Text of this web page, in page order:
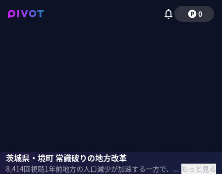
0
茨城県・境町 常識破りの地方改革
8,414回視聴1年前 地方の人口減少が加速する一方で、茨城県境町では人口が増加している。この境町に人が集まる理由を探るべく、地方創生に詳しいNEWPEACEの高木新平氏とともに現地を取材。その秘密を橋本町長に聞いた。 ＜ゲスト＞ 橋本正裕｜茨城県境町町長 高木新平｜NEWPEACE 代表 ブランディングの専門家。富山県クリエイティブディレクター ＜目次＞ もっと見る
高木新平 橋本正裕佐々木紀彦